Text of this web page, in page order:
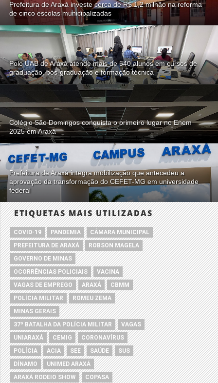
Prefeitura de Araxá investe cerca de R$ 1,2 milhão na reforma
de cinco escolas municipalizadas
Polo UAB de Araxá atende mais de 540 alunos em cursos de
graduação, pós-graduação e formação técnica
Colégio São Domingos conquista o primeiro lugar no Enem
2025 em Araxá
Prefeitura de Araxá integra mobilização que antecedeu a
aprovação da transformação do CEFET-MG em universidade
federal
ETIQUETAS MAIS UTILIZADAS
COVID-19 PANDEMIA
CÂMARA MUNICIPAL
PREFEITURA DE ARAXÁ
ROBSON MAGELA
GOVERNO DE MINAS
OCORRÊNCIAS POLICIAIS
VACINA
VAGAS DE EMPREGO
ARAXÁ
CBMM
POLÍCIA MILITAR
ROMEU ZEMA
MINAS GERAIS
37º BATALHA DA POLÍCIA MILITAR
VAGAS
UNIARAXÁ
CEMIG
CORONAVÍRUS
POLÍCIA
ACIA SEE SAÚDE
SUS
DÍNAMO
UNIMED ARAXÁ
ARAXÁ RODEIO SHOW
COPASA